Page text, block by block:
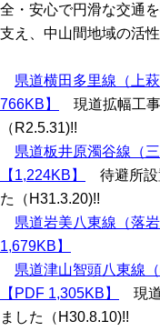
全・安心で円滑な交通
支え、中山間地域の活
県道横田多里線（上
766KB】
現道拡幅工
（R2.5.31)!!
県道板井原濁谷線（三
【1,224KB】
待避所設
た（H31.3.20)!!
県道岩美八東線（落
1,679KB】
県道津山智頭八東線（
【PDF 1,305KB】
現道
ました（H30.8.10)!!